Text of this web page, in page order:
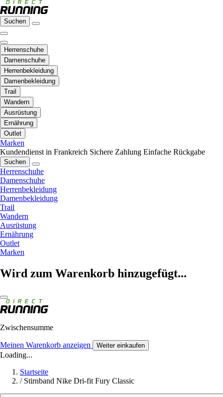
Suchen
Herrenschuhe
Damenschuhe
Herrenbekleidung
Damenbekleidung
Trail
Wandern
Ausrüstung
Ernährung
Outlet
Marken
Kundendienst in Frankreich Sichere Zahlung Einfache Rückgabe
Suchen
Herrenschuhe
Damenschuhe
Herrenbekleidung
Damenbekleidung
Trail
Wandern
Ausrüstung
Ernährung
Outlet
Marken
Wird zum Warenkorb hinzugefügt...
Zwischensumme
Meinen Warenkorb anzeigen Weiter einkaufen
Loading...
Startseite
/ Stirnband Nike Dri-fit Fury Classic